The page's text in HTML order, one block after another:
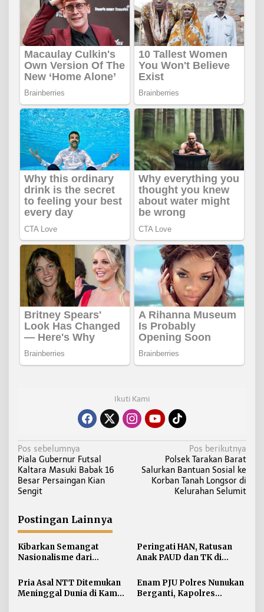
Ikuti Kami
N
a
v
i
a
s
i
p
o
s
Pos sebelumnya
Piala Gubernur Futsal
Kaltara Masuki Babak 16
Besar Persaingan Kian
Sengit
Pos berikutnya
Polsek Tarakan Barat
Salurkan Bantuan Sosial ke
Korban Tanah Longsor di
Kelurahan Selumit
Postingan Lainnya
Kibarkan Semangat
Nasionalisme dari
Merah Putih 81 Meter
Dibentangkan di Sebatik
Peringati HAN, Ratusan
Anak PAUD dan TK di
Lomba Menggambar dan
Mewarnai
Pria Asal NTT Ditemukan
Meninggal Dunia di Kamar
Enam PJU Polres Nunukan
Berganti, Kapolres